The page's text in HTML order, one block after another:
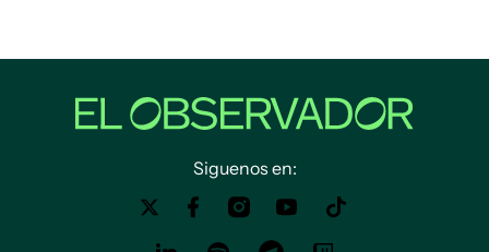
Siguenos en: